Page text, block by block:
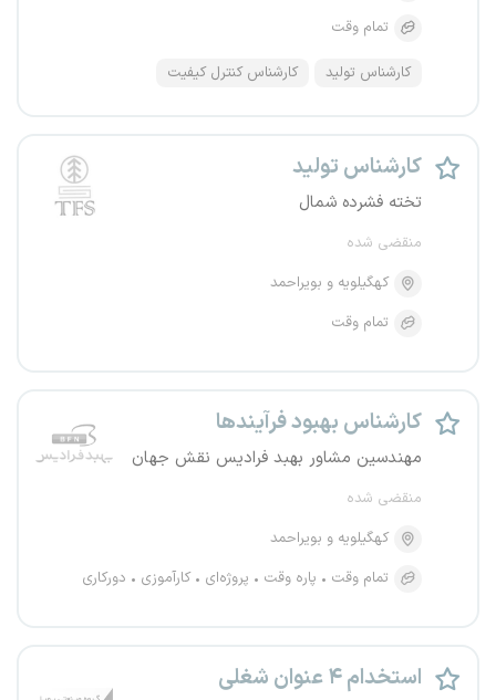
تمام وقت
کارشناس تولید کارشناس کنترل کیفیت
کارشناس تولید
تخته فشرده شمال
منقضی شده
کهگیلویه و بویراحمد
تمام وقت
کارشناس بهبود فرآیندها
مهندسین مشاور بهبد فرادیس نقش جهان
منقضی شده
کهگیلویه و بویراحمد
تمام وقت
پاره وقت پروژه‌ای کارآموزی دورکاری
استخدام ۴ عنوان شغلی